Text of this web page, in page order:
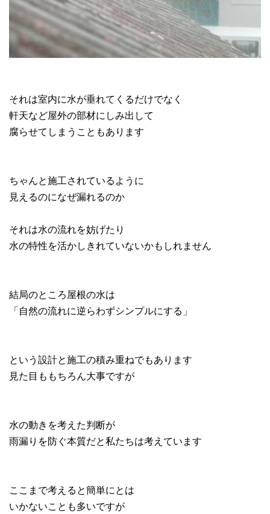
それは室内に水が垂れてくるだけでなく
軒天など屋外の部材にしみ出して
腐らせてしまうこともあります
ちゃんと施工されているように
見えるのになぜ漏れるのか
それは水の流れを妨げたり
水の特性を活かしきれていないかもしれません
結局のところ屋根の水は
「自然の流れに逆らわずシンプルにする」
という設計と施工の積み重ねでもあります
見た目ももちろん大事ですが
水の動きを考えた判断が
雨漏りを防ぐ本質だと私たちは考えています
ここまで考えると簡単にとは
いかないことも多いですが